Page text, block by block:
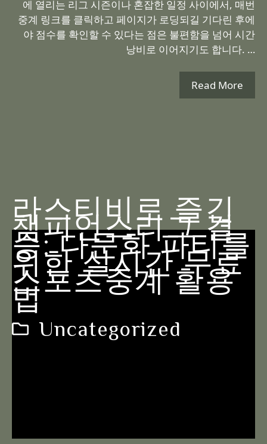
에 열리는 리그 시즌이나 혼잡한 일정 사이에서, 매번
중계 링크를 클릭하고 페이지가 로딩되길 기다린 후에
야 점수를 확인할 수 있다는 점은 불편함을 넘어 시간
낭비로 이어지기도 합니다. …
Read More
라스티비로 즐긴
챔피언스리그 결
승: 다문화 파티를
위한 실시간 무료
스포츠중계 활용
법
Uncategorized